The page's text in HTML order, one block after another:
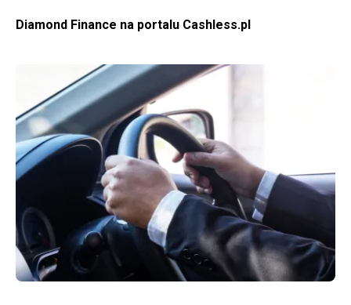
Diamond Finance na portalu Cashless.pl